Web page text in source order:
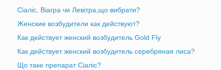
Сіаліс, Віагра чи Левітра,що вибрати?
Женские возбудители как действуют?
Как действует женский возбудитель Gold Fly
Как действует женский возбудитель серебряная лиса?
Що таке препарат Сіаліс?